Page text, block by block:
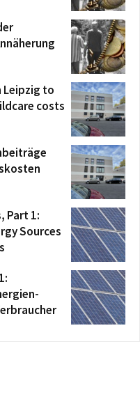
Leipzig to
costs
Part 1:
Sources